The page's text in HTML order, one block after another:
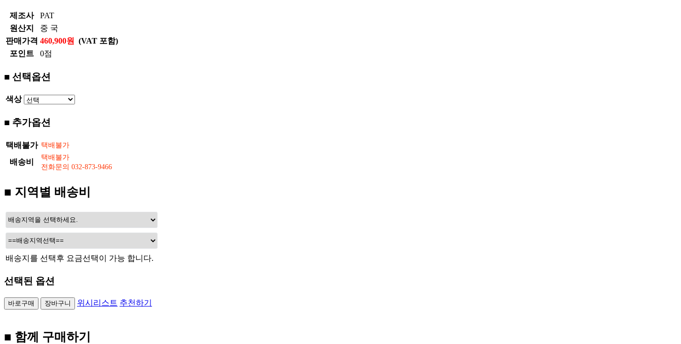
제조사
PAT
원산지
중 국
판매가격 460,900원
(VAT 포함)
포인트
0점
■ 선택옵션
색상
■ 추가옵션
택배불가
배송비
■ 지역별 배송비
배송지를 선택후 요금선택이 가능 합니다.
선택된 옵션
위시리스트 추천하기
■ 함께 구매하기